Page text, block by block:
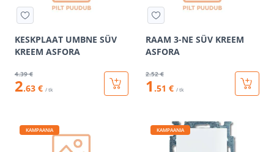
KESKPLAAT UMBNE SÜV
KREEM ASFORA
4.39 €
2.63 € / tk
RAAM 3-NE SÜV KREEM
ASFORA
2.52 €
1 .51 € / tk
KAMPAANIA KAMPAANIA